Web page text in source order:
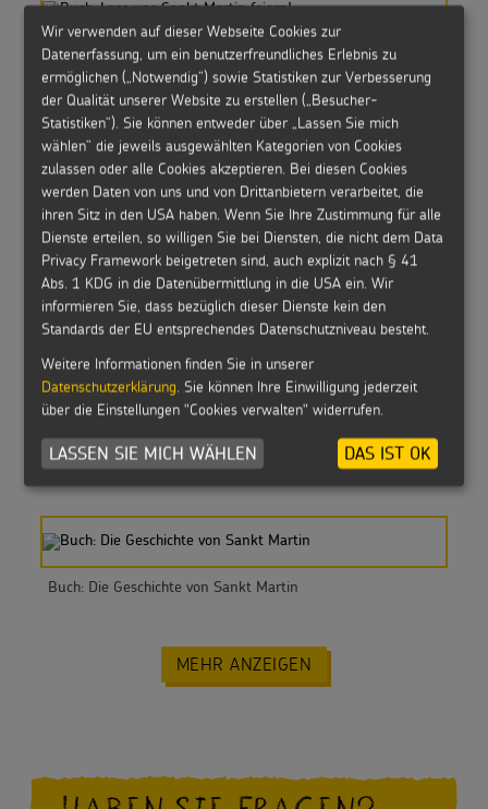
Buch: Lass uns Sankt Martin feiern!
Buch: Mein Mitmach-Buch zu Sankt Martin
Buch: Wir feiern Sankt Martin
Buch: Von Sankt Martin den Kindern erzählt
Buch: Die Geschichte von Sankt Martin
MEHR ANZEIGEN
Wir verwenden auf dieser Webseite Cookies zur
Datenerfassung, um ein benutzerfreundliches Erlebnis zu
ermöglichen („Notwendig“) sowie Statistiken zur Verbesserung
der Qualität unserer Website zu erstellen („Besucher-
Statistiken“). Sie können entweder über „Lassen Sie mich
wählen“ die jeweils ausgewählten Kategorien von Cookies
zulassen oder alle Cookies akzeptieren. Bei diesen Cookies
werden Daten von uns und von Drittanbietern verarbeitet, die
ihren Sitz in den USA haben. Wenn Sie Ihre Zustimmung für alle
Dienste erteilen, so willigen Sie bei Diensten, die nicht dem Data
Privacy Framework beigetreten sind, auch explizit nach § 41
Abs. 1 KDG in die Datenübermittlung in die USA ein. Wir
informieren Sie, dass bezüglich dieser Dienste kein den
Standards der EU entsprechendes Datenschutzniveau besteht.
Weitere Informationen finden Sie in unserer
Datenschutzerklärung. Sie können Ihre Einwilligung jederzeit
über die Einstellungen "Cookies verwalten" widerrufen.
LASSEN SIE MICH WÄHLEN DAS IST OK